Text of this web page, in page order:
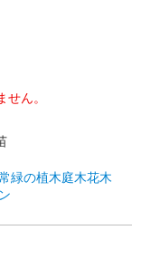
ん。
緑の植木庭木花木